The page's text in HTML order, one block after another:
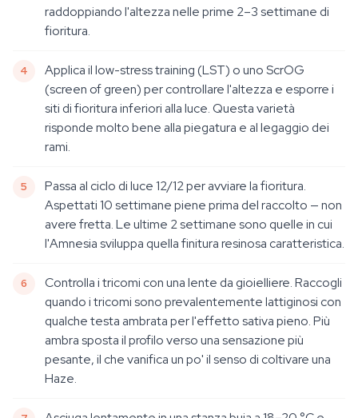
raddoppiando l'altezza nelle prime 2–3 settimane di
fioritura.
Applica il low-stress training (LST) o uno ScrOG
(screen of green) per controllare l'altezza e esporre i
siti di fioritura inferiori alla luce. Questa varietà
risponde molto bene alla piegatura e al legaggio dei
rami.
Passa al ciclo di luce 12/12 per avviare la fioritura.
Aspettati 10 settimane piene prima del raccolto — non
avere fretta. Le ultime 2 settimane sono quelle in cui
l'Amnesia sviluppa quella finitura resinosa caratteristica.
Controlla i tricomi con una lente da gioielliere. Raccogli
quando i tricomi sono prevalentemente lattiginosi con
qualche testa ambrata per l'effetto sativa pieno. Più
ambra sposta il profilo verso una sensazione più
pesante, il che vanifica un po' il senso di coltivare una
Haze.